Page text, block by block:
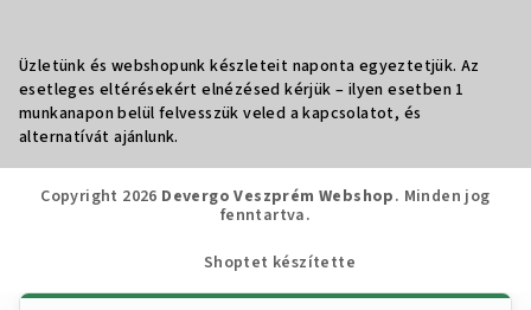
Üzletünk és webshopunk készleteit naponta egyeztetjük. Az
esetleges eltérésekért elnézésed kérjük – ilyen esetben 1
munkanapon belül felvesszük veled a kapcsolatot, és
alternatívát ajánlunk.
Copyright 2026 Devergo Veszprém Webshop. Minden jog
fenntartva.
Shoptet készítette